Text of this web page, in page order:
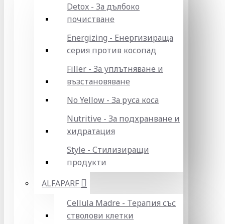
Detox - За дълбоко
почистване
Energizing - Енергизираща
серия против косопад
Filler - За уплътняване и
възстановяване
No Yellow - За руса коса
Nutritive - За подхранване и
хидратация
Style - Стилизиращи
продукти
ALFAPARF
Cellula Madre - Терапия със
стволови клетки